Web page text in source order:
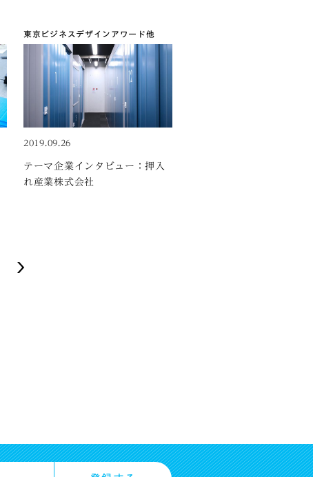
東京ビジネスデザインアワード他
2019.09.26
テーマ企業インタビュー：押入
れ産業株式会社